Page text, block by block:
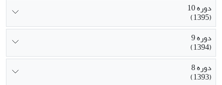
دوره 10
(1395)
دوره 9
(1394)
دوره 8
(1393)